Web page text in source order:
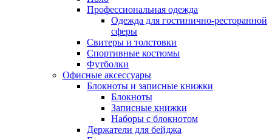
Профессиональная одежда
Одежда для гостинично-ресторанной
сферы
Свитеры и толстовки
Спортивные костюмы
Футболки
Офисные аксессуары
Блокноты и записные книжки
Блокноты
Записные книжки
Наборы с блокнотом
Держатели для бейджа